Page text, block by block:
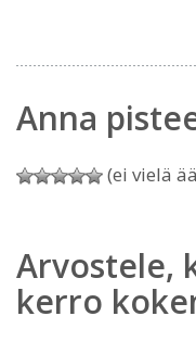
Anna
(ei vielä
Arvostele,
kerro